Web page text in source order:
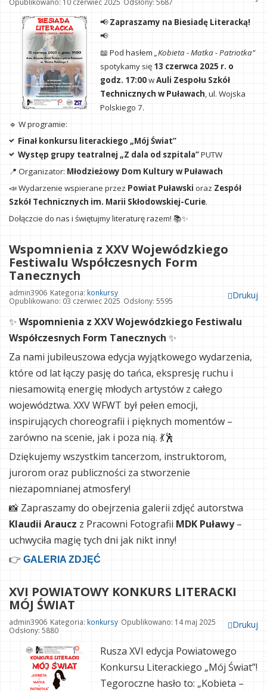
Opublikowano: 10 czerwiec 2025 Odsłony: 5687
📢Zapraszamy na Biesiadę Literacką!
📢
📖 Pod hasłem „Kobieta - Matka - Patriotka”
spotykamy się 13 czerwca 2025 r. o
godz. 17:00wAuli Zespołu Szkół
Technicznych w Puławach, ul. Wojska
Polskiego 7.
🔹 W programie:
Finał konkursu literackiego „Mój Świat”
Występ grupy teatralnej „Z dala od szpitala”PUTW
📍 Organizator: Młodzieżowy Dom Kultury w Puławach
📣 Wydarzenie wspierane przez Powiat Puławski oraz Zespół
Szkół Technicznych im. Marii Skłodowskiej-Curie.
Dołączcie do nas i świętujmy literaturę razem! 📚✨
Wspomnienia z XXV Wojewódzkiego
Festiwalu Współczesnych Form
Tanecznych
Drukuj
admin3906 Kategoria: konkursy
Opublikowano: 03 czerwiec 2025 Odsłony: 5595
✨ Wspomnienia z XXV Wojewódzkiego Festiwalu
Współczesnych Form Tanecznych ✨
Za nami jubileuszowa edycja wyjątkowego wydarzenia,
które od lat łączy pasję do tańca, ekspresję ruchu i
niesamowitą energię młodych artystów z całego
województwa. XXV WFWT był pełen emocji,
inspirujących choreografii i pięknych momentów –
zarówno na scenie, jak i poza nią. 💃🕺
Dziękujemy wszystkim tancerzom, instruktorom,
jurorom oraz publiczności za stworzenie
niezapomnianej atmosfery!
📸 Zapraszamy do obejrzenia galerii zdjęć autorstwa
Klaudii Araucz z Pracowni Fotografii MDK Puławy–
uchwyciła magię tych dni jak nikt inny!
👉 GALERIA ZDJĘĆ
XVI POWIATOWY KONKURS LITERACKI
MÓJ ŚWIAT
Drukuj
admin3906 Kategoria: konkursy Opublikowano: 14 maj 2025
Odsłony: 5880
Rusza XVI edycja Powiatowego
Konkursu Literackiego „Mój Świat”!
Tegoroczne hasło to: „Kobieta –